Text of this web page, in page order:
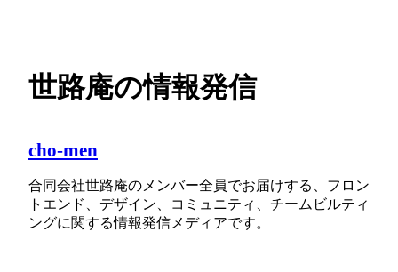
世路庵の情報発信
cho-men
合同会社世路庵のメンバー全員でお届けする、フロン
トエンド、デザイン、コミュニティ、チームビルティ
ングに関する情報発信メディアです。